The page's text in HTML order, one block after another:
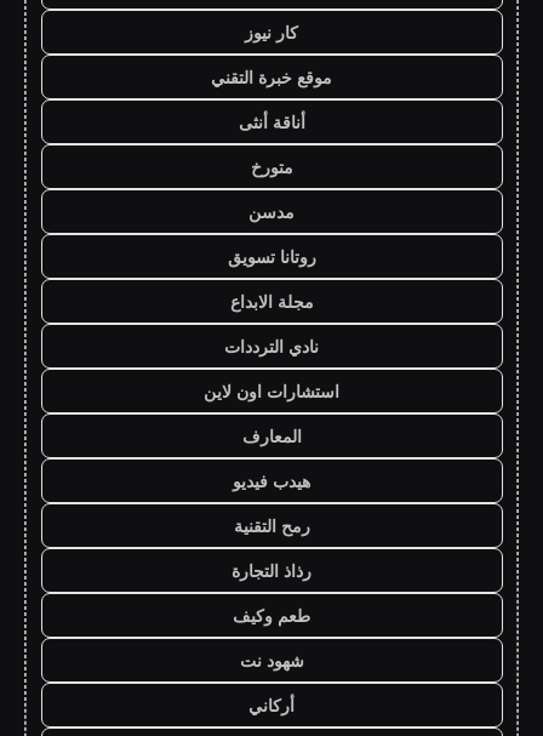
كار نيوز
موقع خبرة التقني
أناقة أنثى
متورخ
مدسن
روتانا تسويق
مجلة الابداع
نادي الترددات
استشارات اون لاين
المعارف
هيدب فيديو
رمح التقنية
رذاذ التجارة
طعم وكيف
شهود نت
أركاني